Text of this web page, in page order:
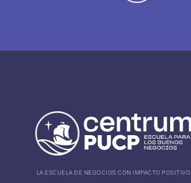
LA ESCUELA DE NEGOCIOS CON IMPACTO POSITIVO